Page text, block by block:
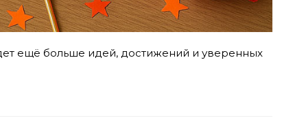
ещё больше идей, достижений и уверенных